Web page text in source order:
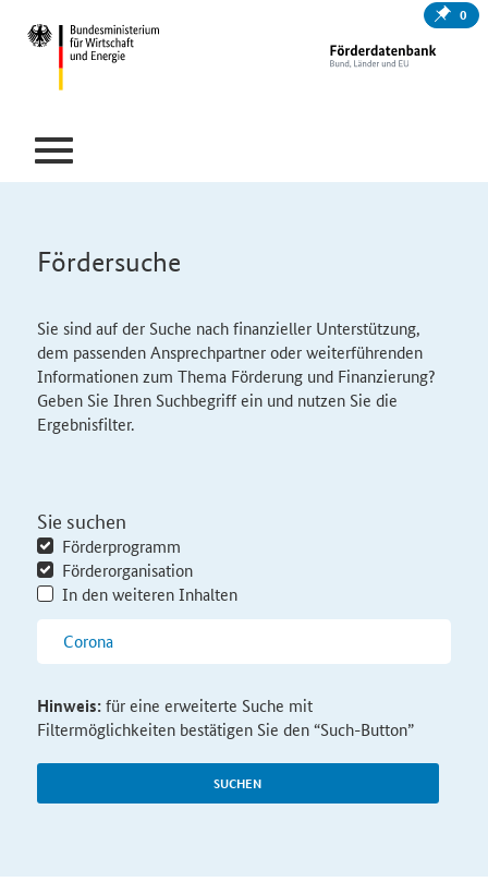
0
Fördersuche
Sie sind auf der Suche nach finanzieller Unterstützung,
dem passenden Ansprechpartner oder weiterführenden
Informationen zum Thema Förderung und Finanzierung?
Geben Sie Ihren Suchbegriff ein und nutzen Sie die
Ergebnisfilter.
Sie suchen
Förderprogramm
Förderorganisation
In den weiteren Inhalten
SUCHEN
Hinweis:für eine erweiterte Suche mit
Filtermöglichkeiten bestätigen Sie den “Such-Button”